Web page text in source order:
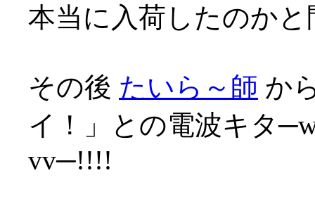
本当に入荷したのか
その後 たいら～師 か
イ！」との電波キタ
vv─!!!!